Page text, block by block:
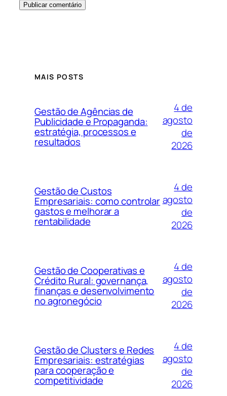
MAIS POSTS
Gestão de Agências de
Publicidade e Propaganda:
estratégia, processos e
resultados
4 de
agosto
de
2026
Gestão de Custos
Empresariais: como controlar
gastos e melhorar a
rentabilidade
4 de
agosto
de
2026
Gestão de Cooperativas e
Crédito Rural: governança,
finanças e desenvolvimento
no agronegócio
4 de
agosto
de
2026
Gestão de Clusters e Redes
Empresariais: estratégias
para cooperação e
competitividade
4 de
agosto
de
2026